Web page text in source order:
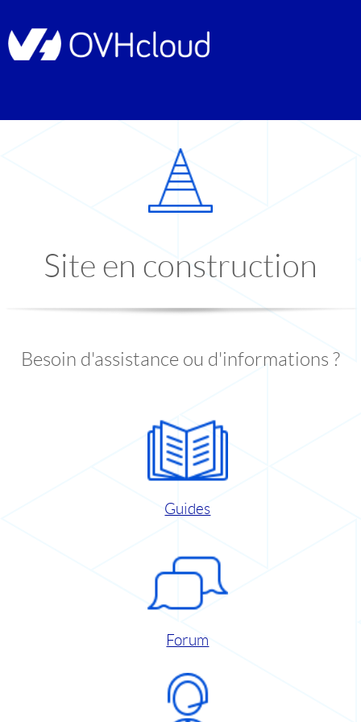
Site en construction
Besoin d'assistance ou d'informations ?
Guides
Forum